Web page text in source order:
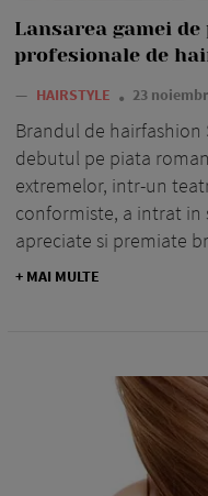
Lansarea gamei de
profesionale de
— HAIRSTYLE 23
Brandul de hairfashion
debutul pe piata
extremelor, intr-un
conformiste, a intrat in
apreciate si premiate
+ MAI MULTE